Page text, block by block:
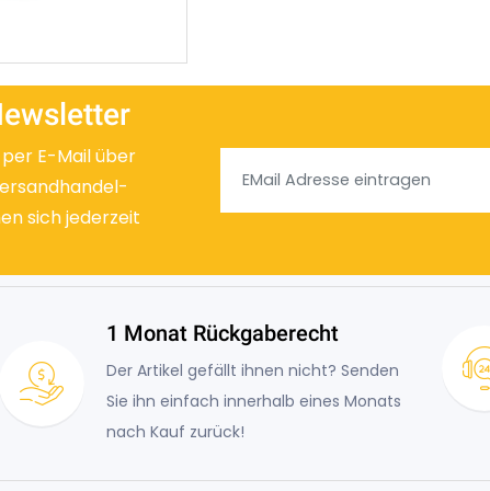
E-Mail über
sich jederzeit
1 Monat Rückgaberecht
Der Artikel gefällt ihnen nicht? Senden
Sie ihn einfach innerhalb eines Monats
nach Kauf zurück!